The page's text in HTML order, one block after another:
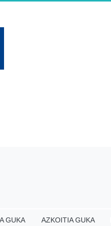
GUKA AZKOITIA GUKA